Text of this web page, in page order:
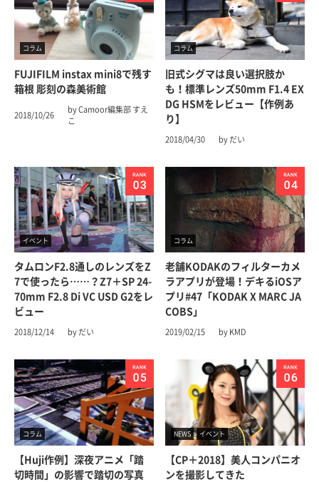
コラム
FUJIFILM instax mini8で残す
箱根 彫刻の森美術館
2018/10/26
by Camoor編集部 すえ
こ
コラム
旧式シグマは良い選択肢か
も！標準レンズ50mm F1.4 EX
DG HSMをレビュー【作例あ
り】
2018/04/30 by だい
イベント
タムロンF2.8通しのレンズをZ
7で使ったら……？Z7＋SP 24-
70mm F2.8 Di VC USD G2をレ
ビュー
2018/12/14 by だい
コラム
老舗KODAKのフィルターカメ
ラアプリが登場！デキるiOSア
プリ#47「KODAK X MARC JA
COBS」
2019/02/15 by KMD
コラム
【Huji作例】深夜アニメ「踏
切時間」の影響で踏切の写真
NEWS イベント
【CP＋2018】美人コンパニオ
ンを撮影してきた